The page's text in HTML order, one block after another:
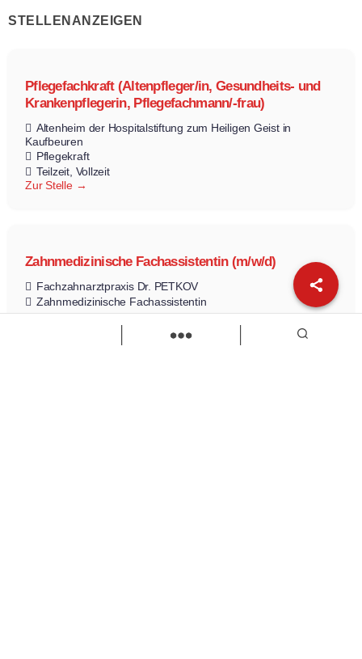
STELLENANZEIGEN
Pflegefachkraft (Altenpfleger/in, Gesundheits- und
Krankenpflegerin, Pflegefachmann/-frau)
Altenheim der Hospitalstiftung zum Heiligen Geist in
Kaufbeuren
Pflegekraft
Teilzeit Vollzeit
Zur Stelle
Zahnmedizinische Fachassistentin (m/w/d)
Fachzahnarztpraxis Dr. PETKOV
Zahnmedizinische Fachassistentin
Teilzeit Vollzeit